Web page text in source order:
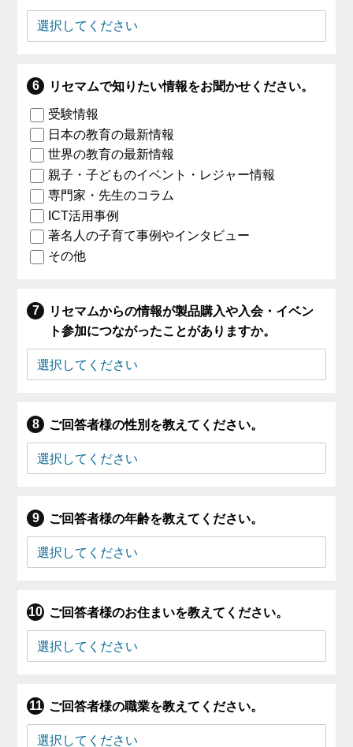
リセマムで知りたい情報をお聞かせください。
受験情報
日本の教育の最新情報
世界の教育の最新情報
親子・子どものイベント・レジャー情報
専門家・先生のコラム
ICT活用事例
著名人の子育て事例やインタビュー
その他
リセマムからの情報が製品購入や入会・イベン
ト参加につながったことがありますか。
ご回答者様の性別を教えてください。
ご回答者様の年齢を教えてください。
ご回答者様のお住まいを教えてください。
ご回答者様の職業を教えてください。